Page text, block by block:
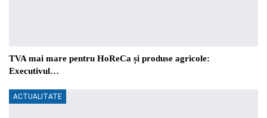
TVA mai mare pentru HoReCa și produse agricole:
Executivul…
ACTUALITATE